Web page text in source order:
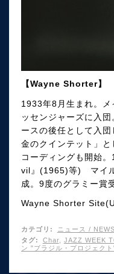
【Wayne Shorter】
1933年8月生まれ。
ッセンジャーズに入
ースの後任として入
金のクインテット」
コーディングも開始
vil』(1965)等) マイル
成。9度のグラミー賞
Wayne Shorter
カテゴリ :
ニュース / NEWS
タグ: Char, JAZZ WEEK
ン "ブラジル・プロジェク